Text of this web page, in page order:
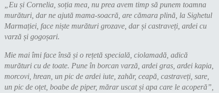
„Eu și Cornelia, soția mea, nu prea avem timp să punem toamna
murături, dar ne ajută mama-soacră, are cămara plină, la Sighetul
Marmației, face niște murături grozave, dar și castraveți, ardei cu
varză și gogoșari.
Mie mai îmi face însă și o rețetă specială, ciolamadă, adică
murături cu de toate. Pune în borcan varză, ardei gras, ardei kapia,
morcovi, hrean, un pic de ardei iute, zahăr, ceapă, castraveți, sare,
un pic de oțet, boabe de piper, mărar uscat și apa care le acoperă”,